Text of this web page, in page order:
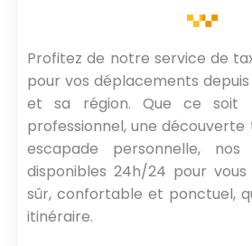
Profitez de notre service de
pour vos déplacements
et sa région. Que ce soit
professionnel, une découverte
escapade personnelle,
disponibles 24h/24 pour
sûr, confortable et ponctuel,
itinéraire.